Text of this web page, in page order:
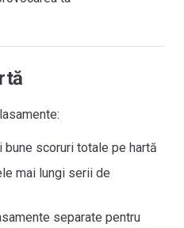
bune scoruri totale pe hartă
mai lungi serii de
separate pentru